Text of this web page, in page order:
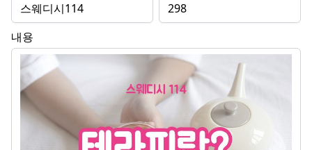
스웨디시114
298
내용